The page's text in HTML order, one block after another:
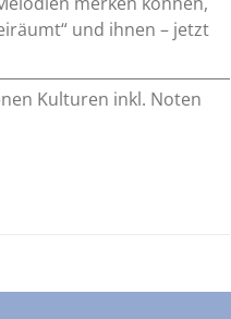
und ihnen – jetzt
Kulturen inkl. Noten